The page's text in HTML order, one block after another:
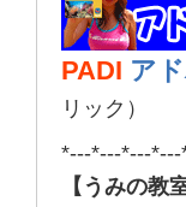
PADI ア
リック）
*---*---*---
【うみの教